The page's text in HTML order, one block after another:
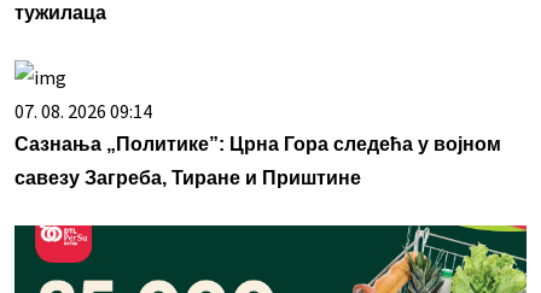
тужилаца
07. 08. 2026 09:14
Сазнања „Политике”: Црна Гора следећа у војном
савезу Загреба, Тиране и Приштине